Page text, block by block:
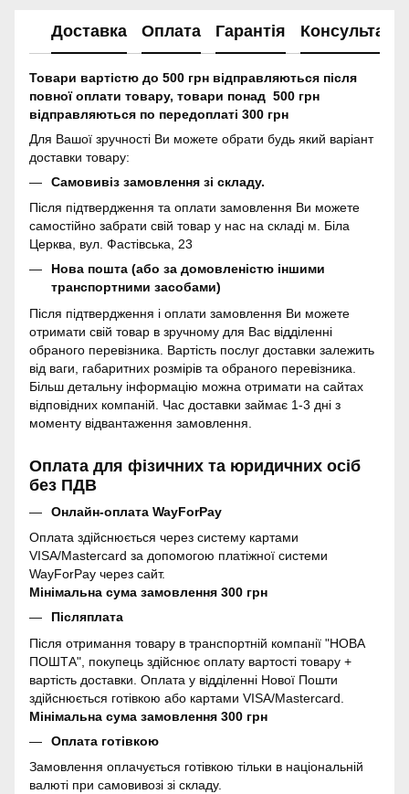
Доставка Оплата Гарантія Консультація
Товари вартістю до 500 грн відправляються після
повної оплати товару, товари понад 500 грн
відправляються по передоплаті 300 грн
Для Вашої зручності Ви можете обрати будь який варіант
доставки товару:
Самовивіз замовлення зі складу.
Після підтвердження та оплати замовлення Ви можете
самостійно забрати свій товар у нас на складі м. Біла
Церква, вул. Фастівська, 23
Нова пошта (або за домовленістю іншими
транспортними засобами)
Після підтвердження і оплати замовлення Ви можете
отримати свій товар в зручному для Вас відділенні
обраного перевізника. Вартість послуг доставки залежить
від ваги, габаритних розмірів та обраного перевізника.
Більш детальну інформацію можна отримати на сайтах
відповідних компаній. Час доставки займає 1-3 дні з
моменту відвантаження замовлення.
Оплата для фізичних та юридичних осіб
без ПДВ
Онлайн-оплата WayForPay
Оплата здійснюється через систему картами
VISA/Mastercard за допомогою платіжної системи
WayForPay через сайт.
Мінімальна сума замовлення 300 грн
Післяплата
Після отримання товару в транспортній компанії "НОВА
ПОШТА", покупець здійснює оплату вартості товару +
вартість доставки. Оплата у відділенні Нової Пошти
здійснюється готівкою або картами VISA/Mastercard.
Мінімальна сума замовлення 300 грн
Оплата готівкою
Замовлення оплачується готівкою тільки в національній
валюті при самовивозі зі складу.